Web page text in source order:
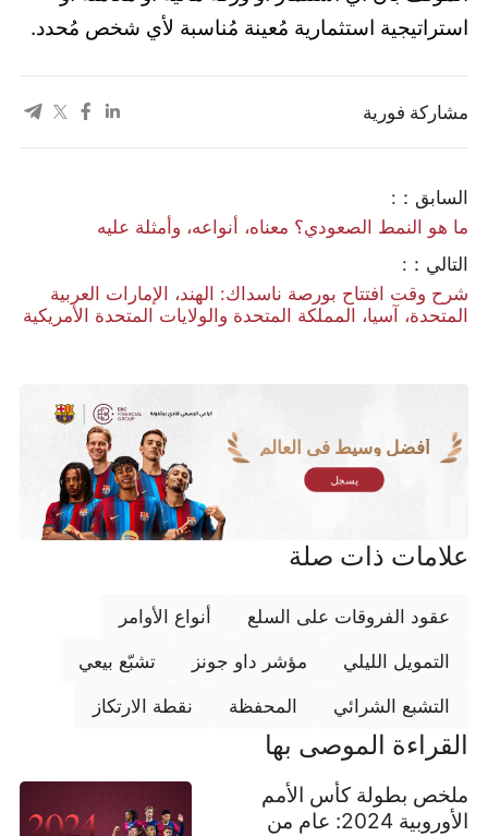
استراتيجية استثمارية مُعينة مُناسبة لأي شخص مُحدد.
مشاركة فورية
السابق：:
ما هو النمط الصعودي؟ معناه، أنواعه، وأمثلة عليه
التالي：:
شرح وقت افتتاح بورصة ناسداك: الهند، الإمارات العربية
المتحدة، آسيا، المملكة المتحدة والولايات المتحدة الأمريكية
أفضل وسيط في العالم
يسجل
علامات ذات صلة
عقود الفروقات على السلع أنواع الأوامر
التمويل الليلي مؤشر داو جونز تشبّع بيعي
التشبع الشرائي المحفظة نقطة الارتكاز
القراءة الموصى بها
ملخص بطولة كأس الأمم
الأوروبية 2024: عام من